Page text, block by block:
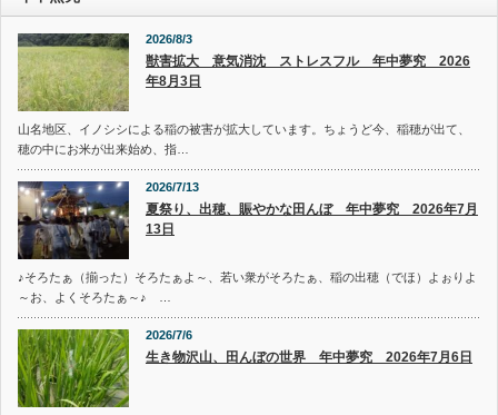
2026/8/3
獣害拡大 意気消沈 ストレスフル 年中夢究 2026
年8月3日
山名地区、イノシシによる稲の被害が拡大しています。ちょうど今、稲穂が出て、
穂の中にお米が出来始め、指…
2026/7/13
夏祭り、出穂、賑やかな田んぼ 年中夢究 2026年7月
13日
♪そろたぁ（揃った）そろたぁよ～、若い衆がそろたぁ、稲の出穂（でほ）よぉりよ
～お、よくそろたぁ～♪ …
2026/7/6
生き物沢山、田んぼの世界 年中夢究 2026年7月6日